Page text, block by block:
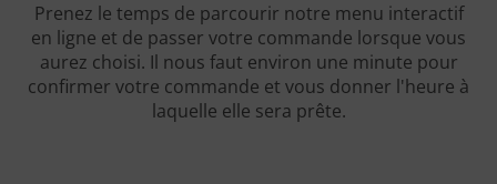
Prenez le temps de parcourir notre menu interactif
en ligne et de passer votre commande lorsque vous
aurez choisi. Il nous faut environ une minute pour
confirmer votre commande et vous donner l'heure à
laquelle elle sera prête.